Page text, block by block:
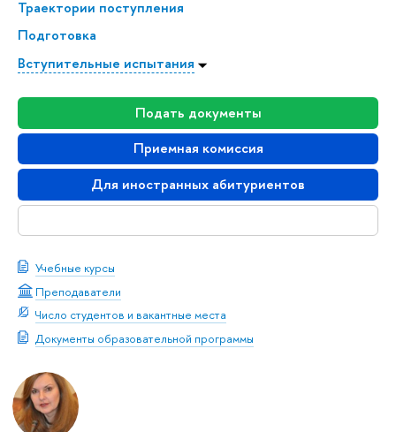
Траектории поступления
Подготовка
Вступительные испытания
Подать документы
Приемная комиссия
Для иностранных абитуриентов
Учебные курсы
Преподаватели
Число студентов и вакантные места
Документы образовательной программы